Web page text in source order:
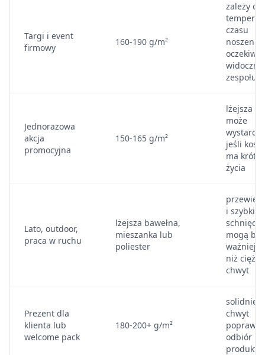
Targi i event
firmowy
160-190 g/m²
zależy od
czasu
noszenia
zespołu
Jednorazowa
akcja
promocyjna
150-165 g/m²
lżejsza
może
jeśli
ma krótki
życia
Lato, outdoor,
praca w ruchu
lżejsza bawełna,
mieszanka lub
poliester
i szybkie
schnięcie
mogą być
niż ciężki
chwyt
Prezent dla
klienta lub
welcome pack
180-200+ g/m²
chwyt
poprawia
odbiór
produktu